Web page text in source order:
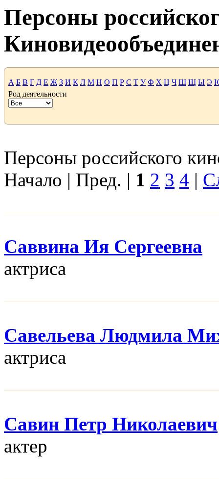
Персоны
А Б В Г Д Е Ж З И К Л М Н О П Р С Т У Ф Х Ц Ч Ш Щ Ы Э
Род деятельности
Персоны российского
Начало | Пред. | 1 2 3 4 |
Саввина Ия Сергеевна
актриса
Савельева Людмила
актриса
Савин Петр Николаевич
актер